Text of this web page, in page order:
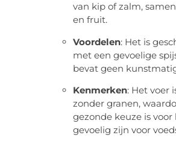
van kip of zalm,
en fruit.
Voordelen: Het is
met een gevoelige
bevat geen
Kenmerken: Het voer
zonder granen,
gezonde keuze is
gevoelig zijn voor